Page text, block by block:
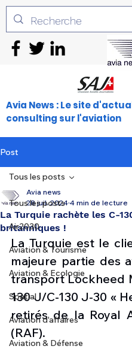
Avia News : Le site
consulting sur l'aviation
Post
Tous les posts
Air2030
Aviation & Tourisme
Aviation & Ecologie
Spatial
Aviation d'affaires
Aviation & Défense
Tous les posts
La Turquie rachète les C-
britanniques !
Avia news
28 juil. 2024 4 min de lecture
La Turquie est le
majeure partie des
transport Lockheed
130 J/C-130 J-30 «
retirés de la Royal
(RAF).